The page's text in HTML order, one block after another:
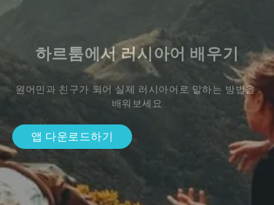
하르툼에서 러시아어 배우기
원어민과 친구가 되어 실제 러시아어로 말하는 방법을
배워보세요
앱 다운로드하기